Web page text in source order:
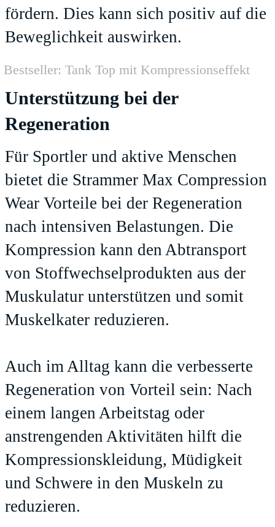
fördern. Dies kann sich positiv auf die
Beweglichkeit auswirken.
Bestseller: Tank Top mit Kompressionseffekt
Unterstützung bei der
Regeneration
Für Sportler und aktive Menschen
bietet die Strammer Max Compression
Wear Vorteile bei der Regeneration
nach intensiven Belastungen. Die
Kompression kann den Abtransport
von Stoffwechselprodukten aus der
Muskulatur unterstützen und somit
Muskelkater reduzieren.
Auch im Alltag kann die verbesserte
Regeneration von Vorteil sein: Nach
einem langen Arbeitstag oder
anstrengenden Aktivitäten hilft die
Kompressionskleidung, Müdigkeit
und Schwere in den Muskeln zu
reduzieren.